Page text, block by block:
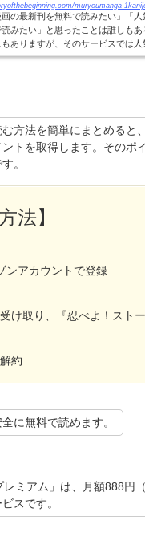
muryoumanga-
画の最新刊を無料で読みたい」「
読みたい」と思ったことは誰しも
ありますが、そのサービスでは
す。しかし、無料お試しでポイン
方法を簡単にまとめると
ントを取得します。そのポ
。
法】
ンアカウントで登録
け取り、『忍べよ！スト
約
に無料で読めます。
レミアム」は、月額888円
スです。